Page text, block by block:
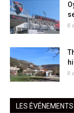
8
8
LES